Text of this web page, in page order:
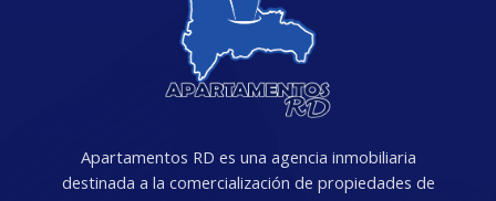
Apartamentos RD es una agencia inmobiliaria
destinada a la comercialización de propiedades de